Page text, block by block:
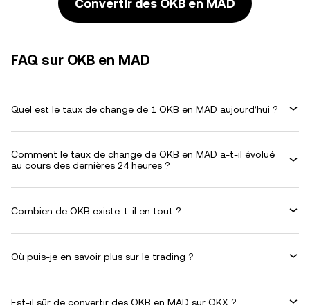
Convertir des OKB en MAD
FAQ sur OKB en MAD
Quel est le taux de change de 1 OKB en MAD aujourd’hui ?
Comment le taux de change de OKB en MAD a-t-il évolué
au cours des dernières 24 heures ?
Combien de OKB existe-t-il en tout ?
Où puis-je en savoir plus sur le trading ?
Est-il sûr de convertir des OKB en MAD sur OKX ?